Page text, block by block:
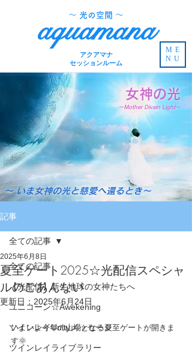
aquamana
​～ 光の空間 ～
アクアマナ
セッションルーム
ME
NU
～Mother Divain Light～
女神の光
～ いま女神の光と慈愛へ還るとき～
記事
全ての記事
【光配信】新生地球の女神たちへ
ユニコーン☆Awekening
ツインレイUnityメッセージ
ツインレイライブラリー
全ての記事
夏至ゲート2025☆光配信スペシャ
ルのごあんない
2025年6月8日
更新日： 2025年6月24日
いよいよ今年の山場となる夏至ゲートが開きま
す🌞